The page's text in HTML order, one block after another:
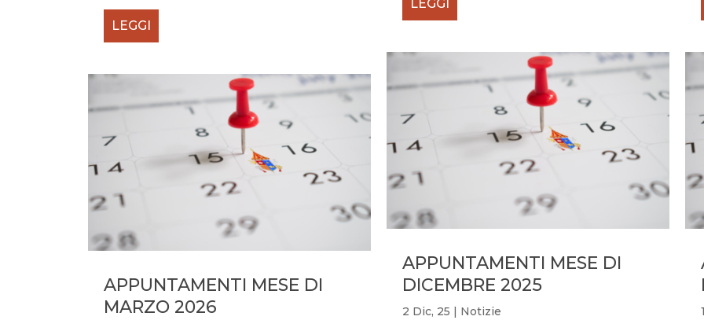
LEGGI
APPUNTAMENTI MESE DI
MARZO 2026
LEGGI
APPUNTAMENTI MESE DI
DICEMBRE 2025
2 Dic, 25 | Notizie